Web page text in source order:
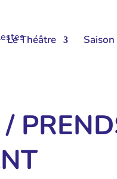
Le Théâtre